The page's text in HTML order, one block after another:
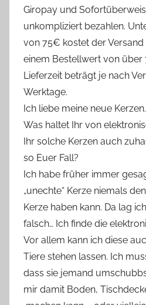
Giropay und
unkompliziert bezahlen.
von 75€ kostet der
einem Bestellwert von über
Lieferzeit beträgt je nach
Werktage.
Ich liebe meine neue Kerzen.
Was haltet Ihr von
Ihr solche Kerzen auch
so Euer Fall?
Ich habe früher immer
„unechte“ Kerze niemals
Kerze haben kann. Da lag
falsch… Ich finde die
Vor allem kann ich diese
Tiere stehen lassen. Ich
dass sie jemand
mir damit Boden,